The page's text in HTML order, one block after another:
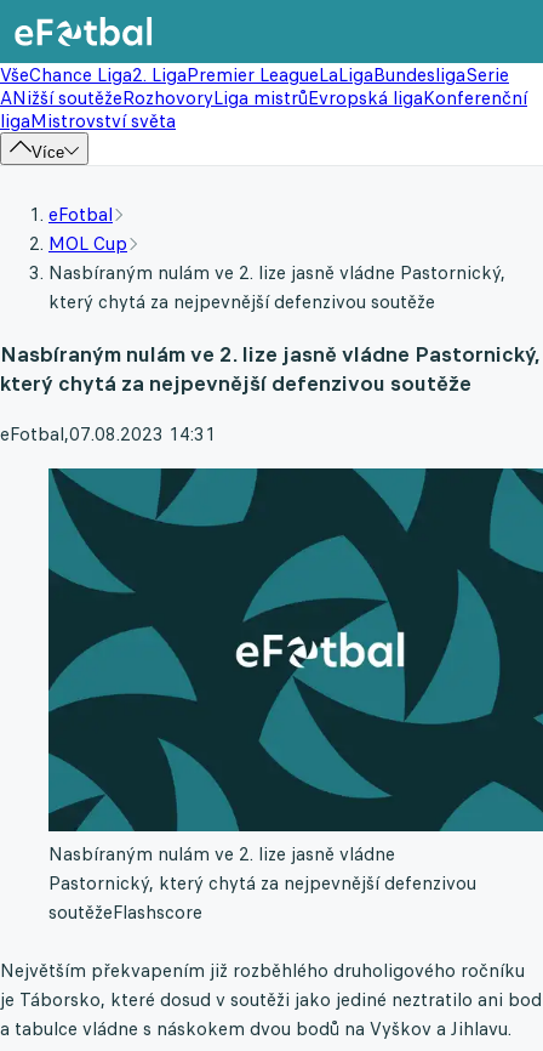
VšeChance Liga2. LigaPremier LeagueLaLigaBundesligaSerie
ANižší soutěžeRozhovoryLiga mistrůEvropská ligaKonferenční
ligaMistrovství světa
Více
eFotbal
MOL Cup
Nasbíraným nulám ve 2. lize jasně vládne Pastornický,
který chytá za nejpevnější defenzivou soutěže
Nasbíraným nulám ve 2. lize jasně vládne Pastornický,
který chytá za nejpevnější defenzivou soutěže
eFotbal,07.08.2023 14:31
Nasbíraným nulám ve 2. lize jasně vládne
Pastornický, který chytá za nejpevnější defenzivou
soutěžeFlashscore
Největším překvapením již rozběhlého druholigového ročníku
je Táborsko, které dosud v soutěži jako jediné neztratilo ani bod
a tabulce vládne s náskokem dvou bodů na Vyškov a Jihlavu.